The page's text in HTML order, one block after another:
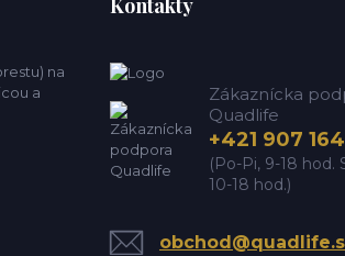
na
a
Kontakty
Zákaznícka
Quadlife
+421 907
(Po-Pi, 9-18 hod.
10-18 hod.)